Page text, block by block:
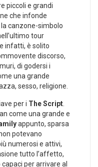
piccoli e grandi
che infonde
canzone-simbolo
tour
infatti, è solito
discorso,
di godersi i
una grande
sesso, religione.
per i The Script
come una grande e
appunto, sparsa
potevano
numerosi e attivi,
tutto l’affetto,
per arrivare al